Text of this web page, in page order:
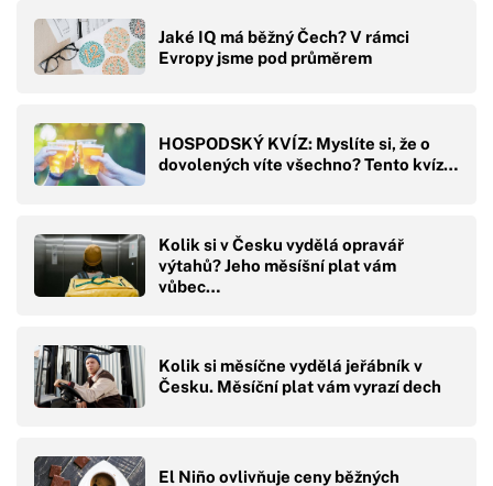
Jaké IQ má běžný Čech? V rámci
Evropy jsme pod průměrem
HOSPODSKÝ KVÍZ: Myslíte si, že o
dovolených víte všechno? Tento kvíz…
Kolik si v Česku vydělá opravář
výtahů? Jeho měsíšní plat vám
vůbec…
Kolik si měsíčne vydělá jeřábník v
Česku. Měsíční plat vám vyrazí dech
El Niño ovlivňuje ceny běžných